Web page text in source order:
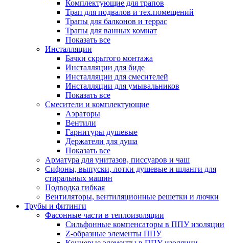
Комплектующие для трапов
Трап для подвалов и тех.помещений
Трапы для балконов и террас
Трапы для ванных комнат
Показать все
Инсталляции
Бачки скрытого монтажа
Инсталляции для биде
Инсталляции для смесителей
Инсталляции для умывальников
Показать все
Смесители и комплектующие
Аэраторы
Вентили
Гарнитуры душевые
Держатели для душа
Показать все
Арматура для унитазов, писсуаров и чаш
Сифоны, выпуски, лотки душевые и шланги для
стиральных машин
Подводка гибкая
Вентиляторы, вентиляционные решетки и лючки
Трубы и фитинги
Фасонные части в теплоизоляции
Cильфонные компенсаторы в ППУ изоляции
Z-образные элементы ППУ